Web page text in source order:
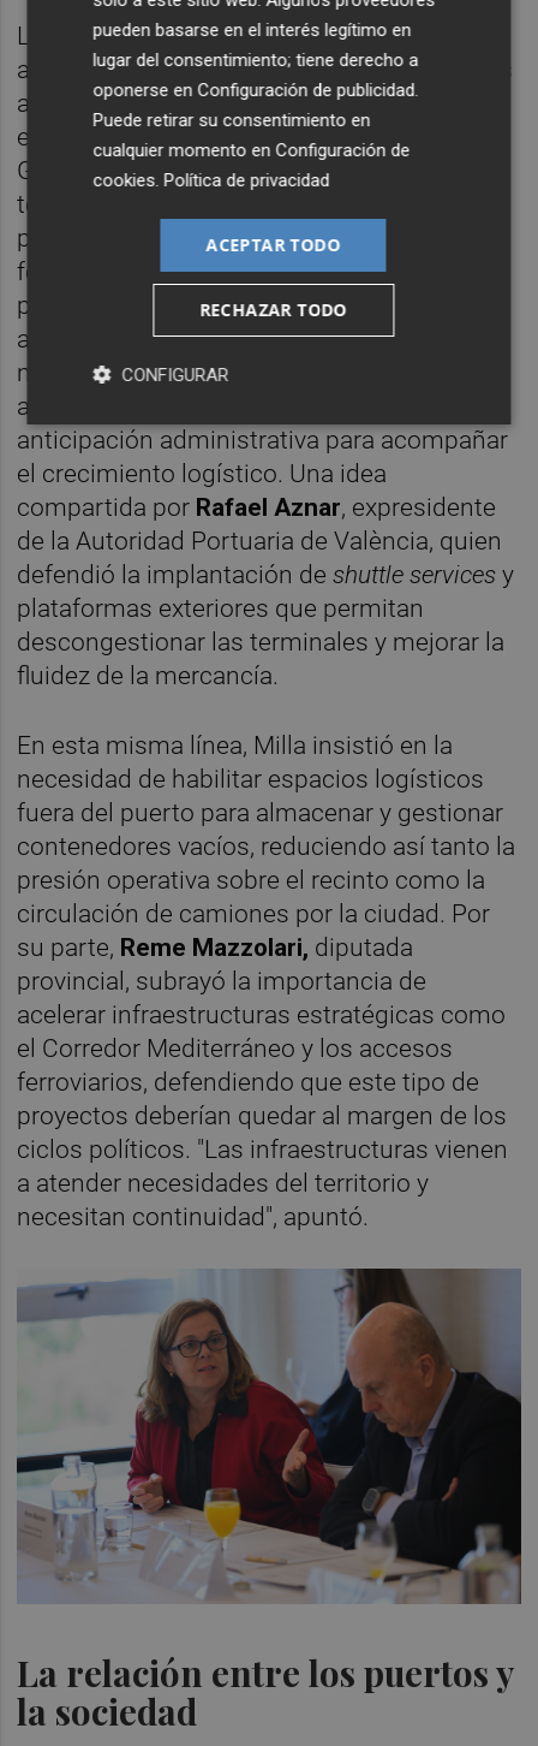
La necesidad de desarrollar infraestructuras
auxiliares y plataformas logísticas exteriores
apareció también como uno de los grandes
ejes del debate.
Carlos Prades
, CEO de
Grupo Torres, defendió la creación de
terminales alejadas de los recintos
portuarios conectadas mediante lanzaderas
ferroviarias para evitar la saturación de los
puertos y reducir el tráfico pesado en los
accesos urbanos. "Los puertos llega un
momento en el que no dan para más",
apuntó, al tiempo que reclamó una mayor
anticipación administrativa para acompañar
el crecimiento logístico. Una idea
compartida por Rafael Aznar, expresidente
de la Autoridad Portuaria de València, quien
defendió la implantación deshuttle services y
plataformas exteriores que permitan
descongestionar las terminales y mejorar la
fluidez de la mercancía.
En esta misma línea, Milla insistió en la
necesidad de habilitar espacios logísticos
fuera del puerto para almacenar y gestionar
contenedores vacíos, reduciendo así tanto la
presión operativa sobre el recinto como la
circulación de camiones por la ciudad. Por
su parte, Reme Mazzolari, diputada
provincial, subrayó la importancia de
acelerar infraestructuras estratégicas como
el Corredor Mediterráneo y los accesos
ferroviarios, defendiendo que este tipo de
proyectos deberían quedar al margen de los
ciclos políticos. "Las infraestructuras vienen
a atender necesidades del territorio y
necesitan continuidad", apuntó.
La relación entre los puertos y
la sociedad
pueden basarse en el interés legítimo en
lugar del consentimiento; tiene derecho a
oponerse enConfiguración de publicidad
Puede retirar su consentimiento en
cualquier momento enConfiguración de
cookies .Política de privacidad
ACEPTAR TODO
RECHAZAR TODO
CONFIGURAR